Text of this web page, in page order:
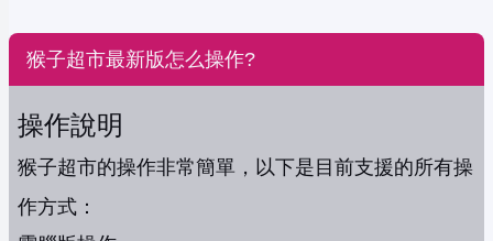
猴子超市最新版怎么操作?
操作說明
猴子超市的操作非常簡單，以下是目前支援的所有操
作方式：